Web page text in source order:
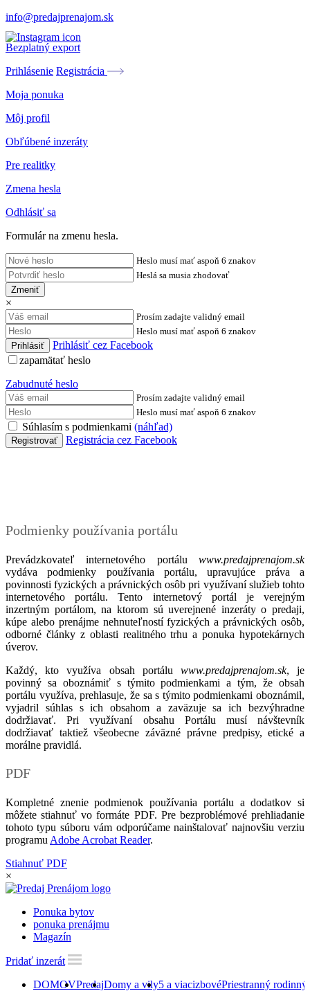
info@predajprenajom.sk
Bezplatný export
Prihlásenie Registrácia
Moja ponuka
Môj profil
Obľúbené inzeráty
Pre realitky
Zmena hesla
Odhlásiť sa
Formulár na zmenu hesla.
Heslo musí mať aspoň 6 znakov
Heslá sa musia zhodovať
Zmeniť
×
Prosím zadajte validný email
Heslo musí mať aspoň 6 znakov
Prihlásiť cez Facebook
zapamätať heslo
Zabudnuté heslo
Prosím zadajte validný email
Heslo musí mať aspoň 6 znakov
Súhlasím s podmienkami (náhľad)
Registrácia cez Facebook
Podmienky používania portálu
Prevádzkovateľ internetového portálu www.predajprenajom.sk
vydáva podmienky používania portálu, upravujúce práva a
povinnosti fyzických a právnických osôb pri využívaní služieb tohto
internetového portálu. Tento internetový portál je verejným
inzertným portálom, na ktorom sú uverejnené inzeráty o predaji,
kúpe alebo prenájme nehnuteľností fyzických a právnických osôb,
odborné články z oblasti realitného trhu a ponuka hypotekárnych
úverov.
Každý, kto využíva obsah portálu www.predajprenajom.sk, je
povinný sa oboznámiť s týmito podmienkami a tým, že obsah
portálu využíva, prehlasuje, že sa s týmito podmienkami oboznámil,
vyjadril súhlas s ich obsahom a zaväzuje sa ich bezvýhradne
dodržiavať. Pri využívaní obsahu Portálu musí návštevník
dodržiavať taktiež všeobecne záväzné právne predpisy, etické a
morálne pravidlá.
PDF
Kompletné znenie podmienok používania portálu a dodatkov si
môžete stiahnuť vo formáte PDF. Pre bezproblémové prehliadanie
tohoto typu súboru vám odporúčame nainštalovať najnovšiu verziu
programu Adobe Acrobat Reader.
Stiahnuť PDF
×
Ponuka bytov
ponuka prenájmu
Magazín
Pridať inzerát
DOMOVPredajDomy a vily5 a viacizbovéPriestranný